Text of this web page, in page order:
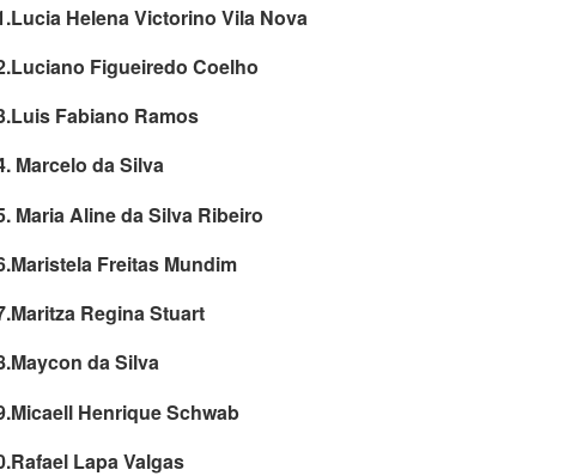
Helena Victorino Vila Nova
Figueiredo Coelho
Fabiano Ramos
Marcelo da Silva
Maria Aline da Silva Ribeiro
Freitas Mundim
Regina Stuart
da Silva
Henrique Schwab
Lapa Valgas